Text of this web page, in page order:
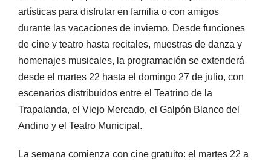
artísticas para disfrutar en familia o con amigos
durante las vacaciones de invierno. Desde funciones
de cine y teatro hasta recitales, muestras de danza y
homenajes musicales, la programación se extenderá
desde el martes 22 hasta el domingo 27 de julio, con
escenarios distribuidos entre el Teatrino de la
Trapalanda, el Viejo Mercado, el Galpón Blanco del
Andino y el Teatro Municipal.
La semana comienza con cine gratuito: el martes 22 a